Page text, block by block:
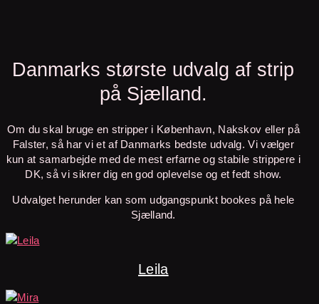
Danmarks største udvalg af strip
på Sjælland.
Om du skal bruge en stripper i København, Nakskov eller på
Falster, så har vi et af Danmarks bedste udvalg.Vi vælger
kun at samarbejde med de mest erfarne og stabile strippere i
DK, så vi sikrer dig en god oplevelse og et fedt show.
Udvalget herunder kan som udgangspunkt bookes på hele
Sjælland.
Leila